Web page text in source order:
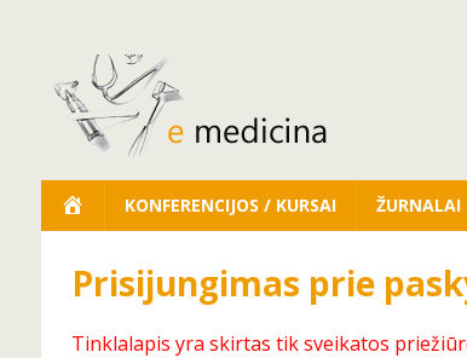
KONFERENCIJOS / KURSAI ŽURNALAI
Prisijungimas prie
Tinklalapis yra skirtas tik sveikatos